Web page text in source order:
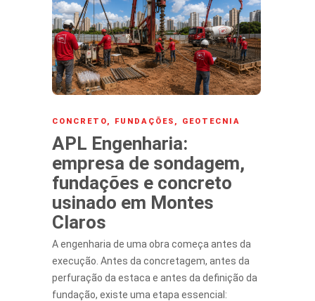
CONCRETO, FUNDAÇÕES , GEOTECNIA
APL Engenharia:
empresa de sondagem,
fundações e concreto
usinado em Montes
Claros
A engenharia de uma obra começa antes da
execução. Antes da concretagem, antes da
perfuração da estaca e antes da definição da
fundação, existe uma etapa essencial: